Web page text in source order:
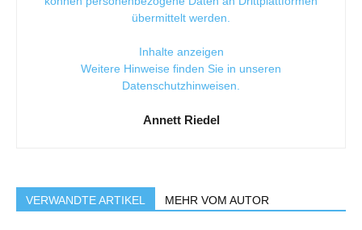
übermittelt werden.
Inhalte anzeigen
Weitere Hinweise finden Sie in unseren
Datenschutzhinweisen
Annett Riedel
VERWANDTE ARTIKEL MEHR VOM AUTOR